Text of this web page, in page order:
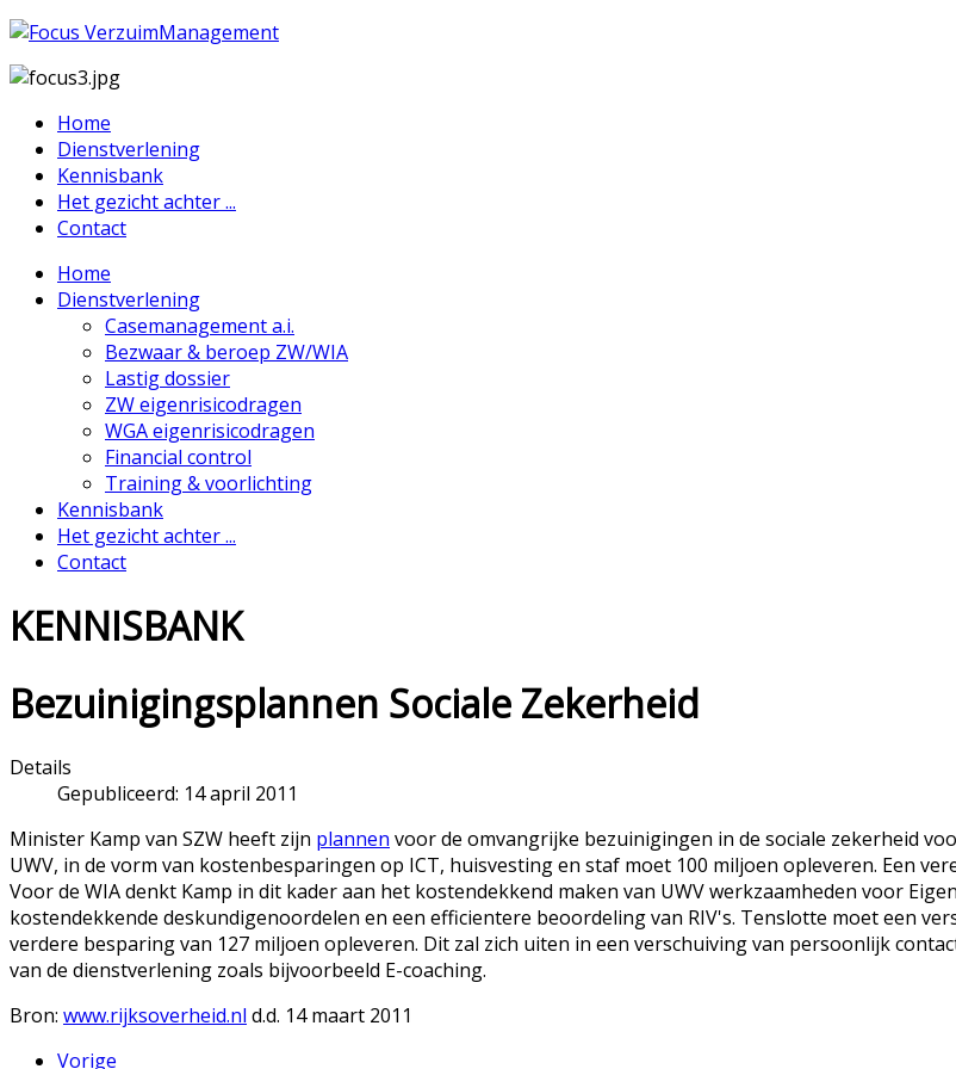
Home
Dienstverlening
Kennisbank
Het gezicht achter ...
Contact
Home
Dienstverlening
Casemanagement a.i.
Bezwaar & beroep ZW/WIA
Lastig dossier
ZW eigenrisicodragen
WGA eigenrisicodragen
Financial control
Training & voorlichting
Kennisbank
Het gezicht achter ...
Contact
KENNISBANK
Bezuinigingsplannen Sociale Zekerheid
Details
Gepubliceerd: 14 april 2011
Minister Kamp van SZW heeft zijn plannen voor de omvangrijke bezuinigingen in de sociale zekerheid
UWV, in de vorm van kostenbesparingen op ICT, huisvesting en staf moet 100 miljoen opleveren. Een
Voor de WIA denkt Kamp in dit kader aan het kostendekkend maken van UWV werkzaamheden voor
kostendekkende deskundigenoordelen en een efficientere beoordeling van RIV's. Tenslotte moet een
verdere besparing van 127 miljoen opleveren. Dit zal zich uiten in een verschuiving van persoonlijk
van de dienstverlening zoals bijvoorbeeld E-coaching.
Bron: www.rijksoverheid.nl d.d. 14 maart 2011
Vorige